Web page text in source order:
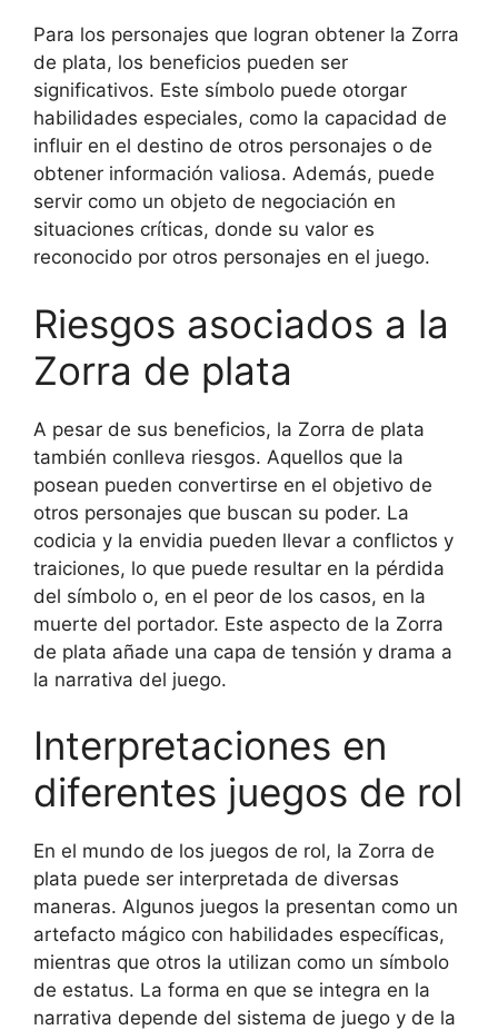
Para los personajes que logran obtener la Zorra
de plata, los beneficios pueden ser
significativos. Este símbolo puede otorgar
habilidades especiales, como la capacidad de
influir en el destino de otros personajes o de
obtener información valiosa. Además, puede
servir como un objeto de negociación en
situaciones críticas, donde su valor es
reconocido por otros personajes en el juego.
Riesgos asociados a la
Zorra de plata
A pesar de sus beneficios, la Zorra de plata
también conlleva riesgos. Aquellos que la
posean pueden convertirse en el objetivo de
otros personajes que buscan su poder. La
codicia y la envidia pueden llevar a conflictos y
traiciones, lo que puede resultar en la pérdida
del símbolo o, en el peor de los casos, en la
muerte del portador. Este aspecto de la Zorra
de plata añade una capa de tensión y drama a
la narrativa del juego.
Interpretaciones en
diferentes juegos de rol
En el mundo de los juegos de rol, la Zorra de
plata puede ser interpretada de diversas
maneras. Algunos juegos la presentan como un
artefacto mágico con habilidades específicas,
mientras que otros la utilizan como un símbolo
de estatus. La forma en que se integra en la
narrativa depende del sistema de juego y de la